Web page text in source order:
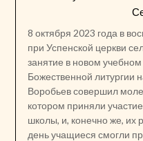
8 октября 2023 года в
при Успенской церкви
занятие в новом
Божественной литургии
Воробьев совершил
котором приняли
школы, и, конечно же, их
день учащиеся смогли